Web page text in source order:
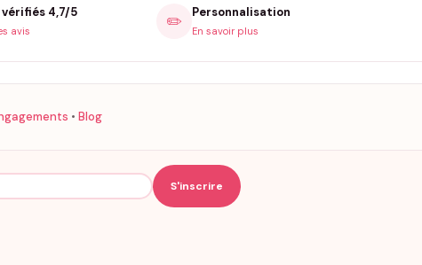
vérifiés 4,7/5
avis ✏️ Personnalisation
En savoir plus
• Blog